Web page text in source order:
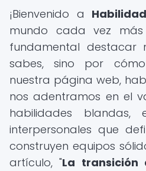
¡Bienvenido a
mundo cada vez más
fundamental
sabes, sino por
nuestra página web,
nos adentramos en el
habilidades blandas,
interpersonales que
construyen equipos
artículo, "La transición